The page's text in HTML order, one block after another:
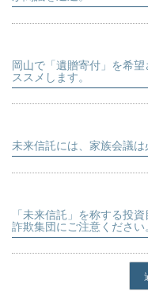
岡山で「遺贈寄付」を希
ススメします。
未来信託には、家族会議は
「未来信託」を称する投
詐欺集団にご注意ください